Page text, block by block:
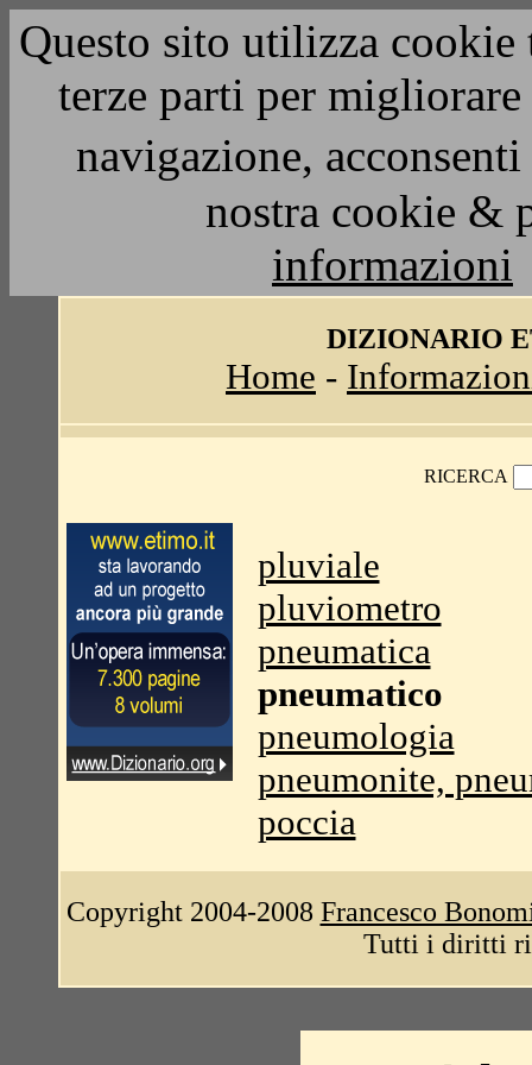
Questo sito utilizza
terze parti per
navigazione,
nostra cookie &
informazioni
DIZIONARIO
Home -
RICERCA
pluviale
pluviometro
pneumatica
pneumatico
pneumologia
pneumonite,
poccia
Copyright 2004-2008 Francesco
Tutti i diritti